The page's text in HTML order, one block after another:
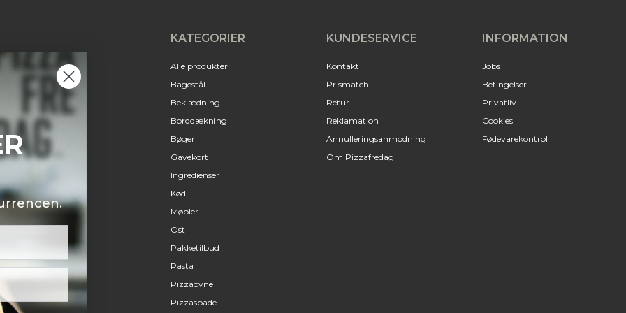
KATEGORIER
Alle produkter
Bagestål
Beklædning
Borddækning
Bøger
Gavekort
Ingredienser
Kød
Møbler
Ost
Pakketilbud
Pasta
Pizzaovne
Pizzaspade
KUNDESERVICE
Kontakt
Prismatch
Retur
Reklamation
Annulleringsanmodning
Om Pizzafredag
INFORMATION
Jobs
Betingelser
Privatliv
Cookies
Fødevarekontrol